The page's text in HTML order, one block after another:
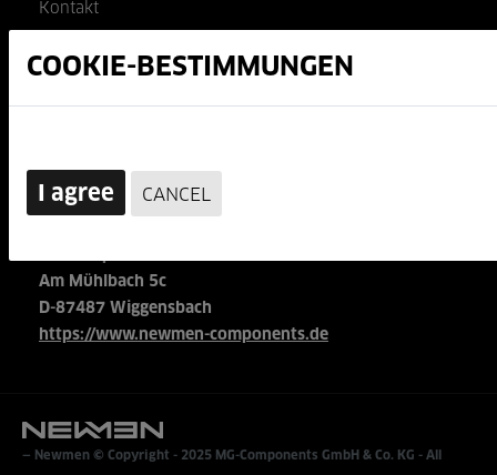
Kontakt
Am Mühlbach 5c
D-87487 Wiggensbach
https://www.newmen-components.de
Newmen © Copyright - 2025 MG-Components GmbH & Co. KG - All